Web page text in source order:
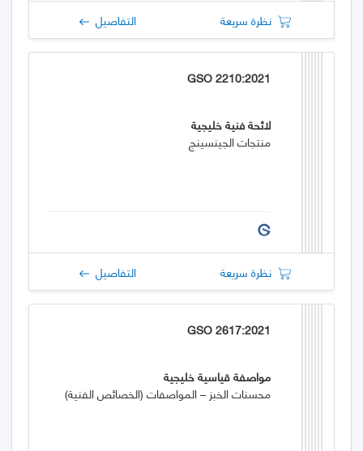
نظرة سريعة التفاصيل
GSO 2210:2021
لائحة فنية خليجية
منتجات الجينسينج
نظرة سريعة التفاصيل
GSO 2617:2021
مواصفة قياسية خليجية
محسنات الخبز – المواصفات (الخصائص الفنية)